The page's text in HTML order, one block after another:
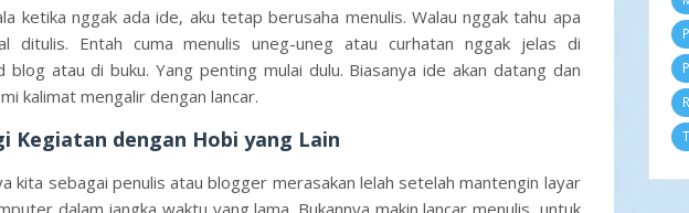
ketika nggak ada ide, aku tetap berusaha menulis. Walau nggak tahu apa
ditulis. Entah cuma menulis uneg-uneg atau curhatan nggak jelas di
blog atau di buku. Yang penting mulai dulu. Biasanya ide akan datang dan
kalimat mengalir dengan lancar.
Kegiatan dengan Hobi yang Lain
kita sebagai penulis atau blogger merasakan lelah setelah mantengin layar
dalam jangka waktu yang lama. Bukannya makin lancar menulis, untuk